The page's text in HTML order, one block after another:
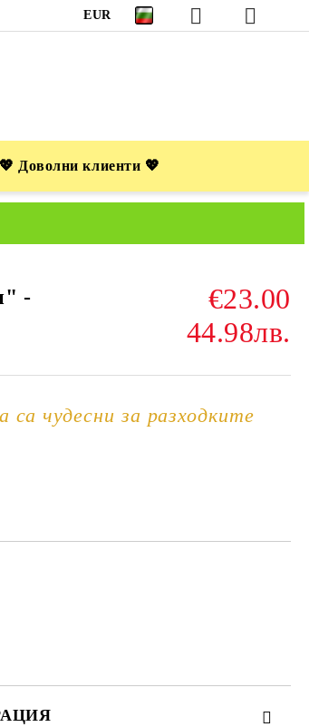
EUR
💖 Доволни клиенти 💖
-
€23.00
44.98лв.
са чудесни за разходките